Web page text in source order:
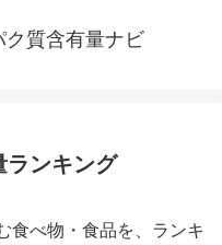
ク質含有量ナビ
ランキング
食べ物・食品を、ランキ